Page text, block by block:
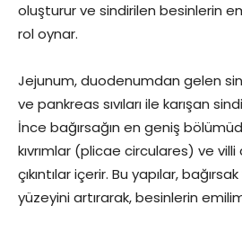
oluşturur ve sindirilen besinlerin
rol oynar.
Jejunum, duodenumdan gelen
ve pankreas sıvıları ile karışan
İnce bağırsağın en geniş
kıvrımlar (plicae circulares) ve villi
çıkıntılar içerir. Bu yapılar,
yüzeyini artırarak, besinlerin